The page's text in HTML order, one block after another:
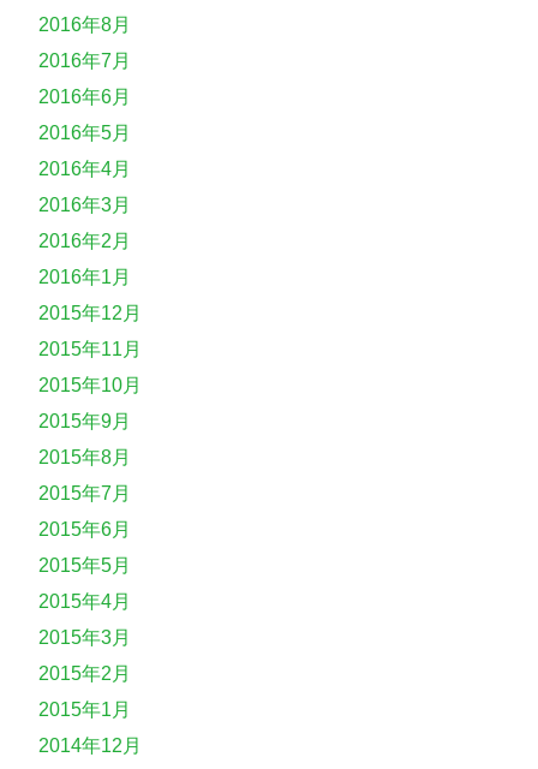
2016年8月
2016年7月
2016年6月
2016年5月
2016年4月
2016年3月
2016年2月
2016年1月
2015年12月
2015年11月
2015年10月
2015年9月
2015年8月
2015年7月
2015年6月
2015年5月
2015年4月
2015年3月
2015年2月
2015年1月
2014年12月